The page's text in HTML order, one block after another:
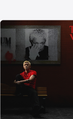
口
中
打
开)